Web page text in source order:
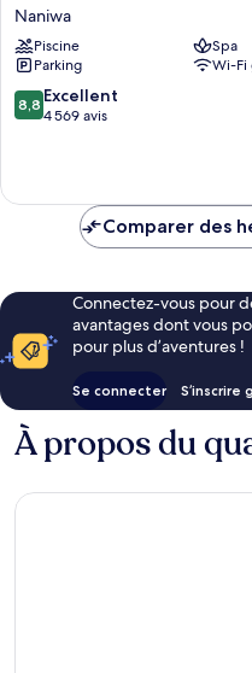
Resort
Osaka
Namba
Ekimae
Tower
Naniwa
Piscine
Spa
Parking
Wi-Fi
8.8
sur
8,8 Excellent
4 569 avis
Comparer des
Connectez-vous pour
avantages dont vous
pour plus d’aventures !
Se connecter
À propos du